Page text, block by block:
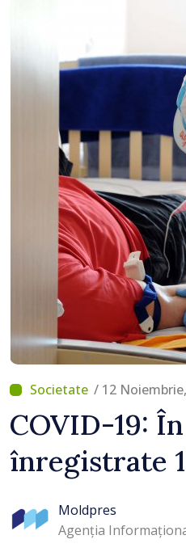
/ 12
COVID-19:
înregistrate
Moldpres
Agenția